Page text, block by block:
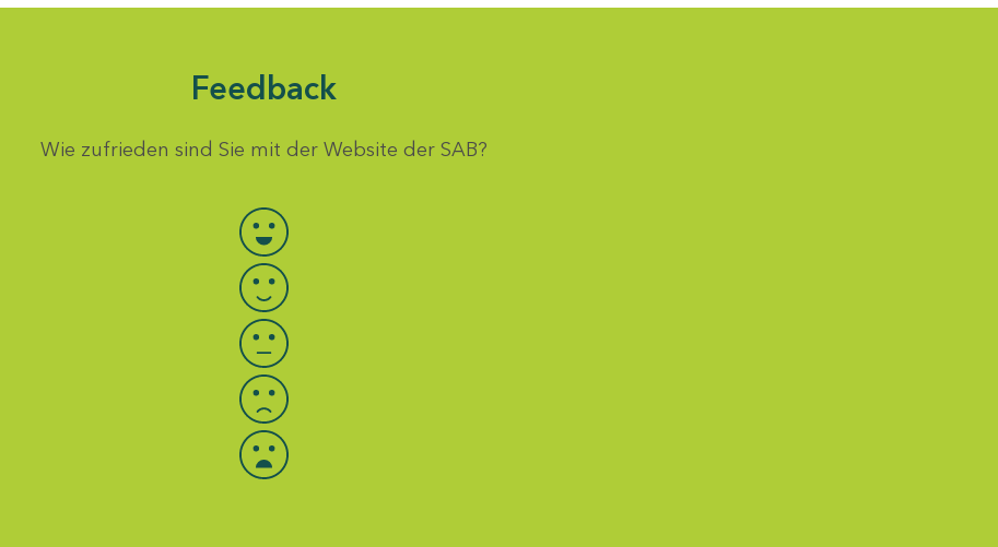
Feedback
Wie zufrieden sind Sie mit der Website der SAB?
Bewertung auswählen